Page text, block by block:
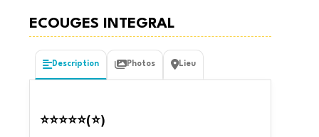
ECOUGES INTEGRAL
Description Photos Lieu
⭐⭐⭐⭐⭐(⭐)